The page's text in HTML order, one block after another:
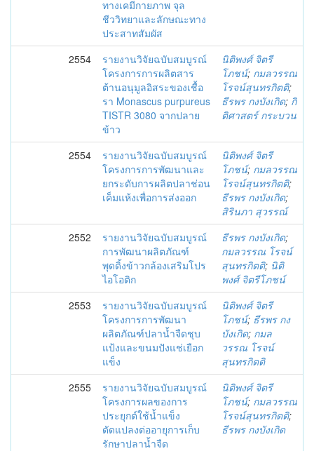
ทางเคมีกายภาพ จุล
ชีววิทยาและลักษณะทาง
ประสาทสัมผัส
2554
รายงานวิจัยฉบับสมบูรณ์
โครงการการผลิตสาร
ต้านอนุมูลอิสระของเชื้อ
รา Monascus purpureus
TISTR 3080 จากปลาย
ข้าว
นิติพงศ์ จิตรี
โภชน์; กมลวรรณ
โรจน์สุนทรกิตติ;
ธีรพร กงบังเกิด; กิ
ติศาสตร์ กระบวน
2554
รายงานวิจัยฉบับสมบูรณ์
โครงการการพัฒนาและ
ยกระดับการผลิตปลาช่อน
เค็มแห้งเพื่อการส่งออก
นิติพงศ์ จิตรี
โภชน์; กมลวรรณ
โรจน์สุนทรกิตติ;
ธีรพร กงบังเกิด;
สิรินภา สุวรรณ์
2552
รายงานวิจัยฉบับสมบูรณ์
การพัฒนาผลิตภัณฑ์
พุดดิ้งข้าวกล้องเสริมโปร
ไอโอติก
ธีรพร กงบังเกิด;
กมลวรรณ โรจน์
สุนทรกิตติ; นิติ
พงศ์ จิตรีโภชน์
2553
รายงานวิจัยฉบับสมบูรณ์
โครงการการพัฒนา
ผลิตภัณฑ์ปลาน้ำจืดชุบ
แป้งและขนมปังแช่เยือก
แข็ง
นิติพงศ์ จิตรี
โภชน์; ธีรพร กง
บังเกิด; กมล
วรรณ โรจน์
สุนทรกิตติ
2555
รายงานวิจัยฉบับสมบูรณ์
โครงการผลของการ
ประยุกต์ใช้น้ำแข็ง
ดัดแปลงต่ออายุการเก็บ
รักษาปลาน้ำจืด
นิติพงศ์ จิตรี
โภชน์; กมลวรรณ
โรจน์สุนทรกิตติ;
ธีรพร กงบังเกิด